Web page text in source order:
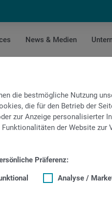
die bestmögliche Nutzung
die für den Betrieb der
zur Anzeige personalisierter
der Website zur
Präferenz:
Analyse /
News & Medien
Sonstiges Dokument Deutsch